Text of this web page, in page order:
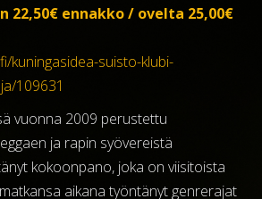
22,50€ ennakko / ovelta 25,00€
kuningasidea-suisto-klubi-
109631
vuonna 2009 perustettu
ja rapin syövereistä
kokoonpano, joka on viisitoista
aikana työntänyt genrerajat